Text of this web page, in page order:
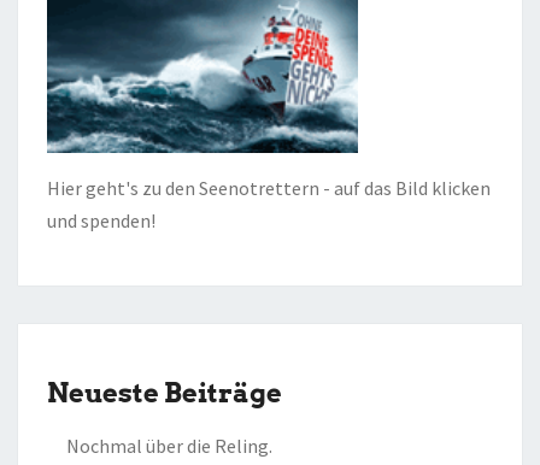
Hier geht's zu den Seenotrettern - auf das Bild klicken
und spenden!
Neueste Beiträge
Nochmal über die Reling.